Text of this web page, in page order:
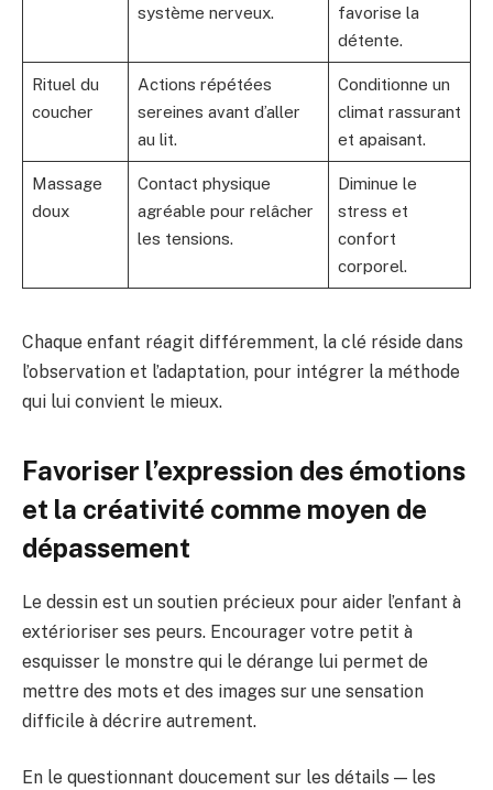
système nerveux.
favorise la
détente.
Rituel du
coucher
Actions répétées
sereines avant d’aller
au lit.
Conditionne un
climat rassurant
et apaisant.
Massage
doux
Contact physique
agréable pour relâcher
les tensions.
Diminue le
stress et
confort
corporel.
Chaque enfant réagit différemment, la clé réside dans
l’observation et l’adaptation, pour intégrer la méthode
qui lui convient le mieux.
Favoriser l’expression des émotions
et la créativité comme moyen de
dépassement
Le dessin est un soutien précieux pour aider l’enfant à
extérioriser ses peurs. Encourager votre petit à
esquisser le monstre qui le dérange lui permet de
mettre des mots et des images sur une sensation
difficile à décrire autrement.
En le questionnant doucement sur les détails — les